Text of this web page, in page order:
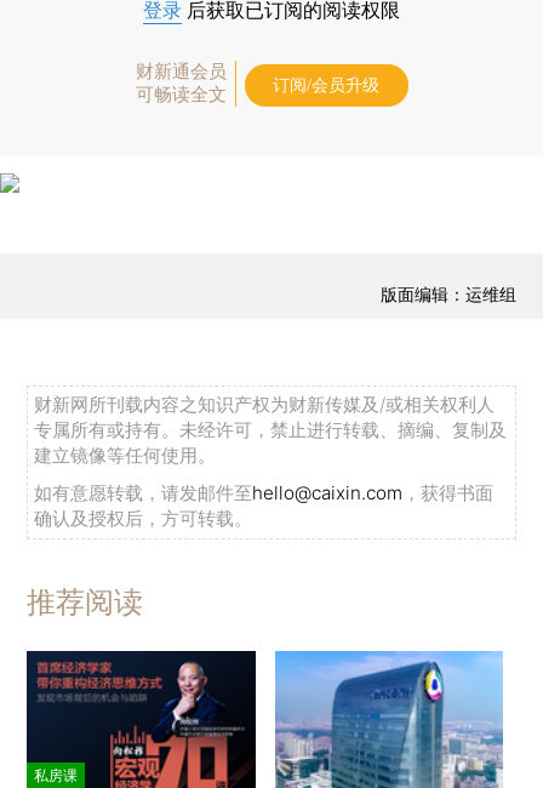
登录 后获取已订阅的阅读权限
财新通会员
可畅读全文
订阅/会员升级
版面编辑：运维组
财新网所刊载内容之知识产权为财新传媒及/或相关权利人
专属所有或持有。未经许可，禁止进行转载、摘编、复制及
建立镜像等任何使用。
如有意愿转载，请发邮件至hello@caixin.com ，获得书面
确认及授权后，方可转载。
推荐阅读
私房课